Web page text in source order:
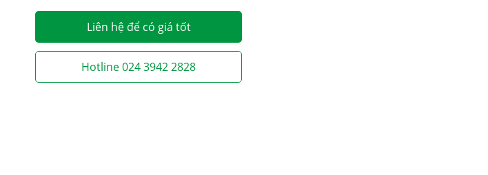
Liên hệ để có giá tốt
Hotline 024 3942 2828